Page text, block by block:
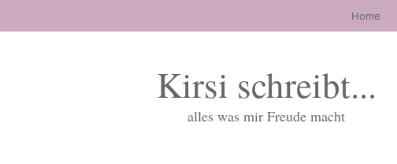
Home
Kirsi schreibt...
alles was mir Freude macht